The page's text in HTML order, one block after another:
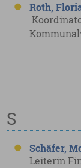
Roth,
S
Schäfer,
Leiterin